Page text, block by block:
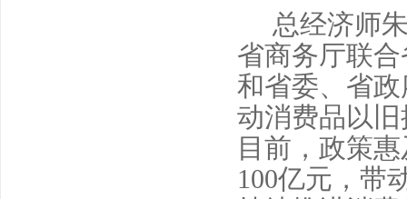
总经济师
省商务厅联
和省委、省
动消费品以
目前，政策
100亿元，带